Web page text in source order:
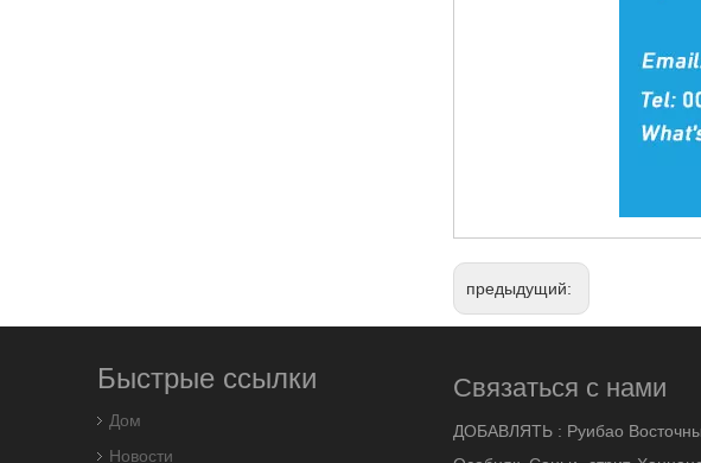
предыдущий:
Быстрые ссылки
Дом
Новости
Связаться с нами
ДОБАВЛЯТЬ : Руибао